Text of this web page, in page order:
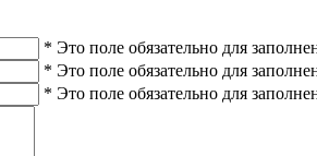
* Это поле обязательно для
* Это поле обязательно для
* Это поле обязательно для